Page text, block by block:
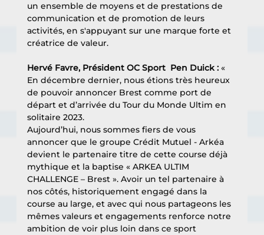
un ensemble de moyens et de prestations de
communication et de promotion de leurs
activités, en s'appuyant sur une marque forte et
créatrice de valeur.
Hervé Favre, Président OC Sport  Pen Duick : «
En décembre dernier, nous étions très heureux
de pouvoir annoncer Brest comme port de
départ et d’arrivée du Tour du Monde Ultim en
solitaire 2023.
Aujourd’hui, nous sommes fiers de vous
annoncer que le groupe Crédit Mutuel - Arkéa
devient le partenaire titre de cette course déjà
mythique et la baptise « ARKEA ULTIM
CHALLENGE – Brest ». Avoir un tel partenaire à
nos côtés, historiquement engagé dans la
course au large, et avec qui nous partageons les
mêmes valeurs et engagements renforce notre
ambition de voir plus loin dans ce sport